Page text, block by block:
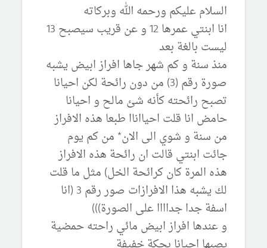
السلام عليكم ورحمه الله وبركاته
انا ابنتي عمرها 12 و عن قريب سيصبح 13
ليست بالغة بعد
منذ سنة و كم شهر جاها افراز ابيض يشبه
صورة رقم (3) من دون رائحة لكن احيانا
تصبح رائحته كأنه شئ مالح و احيانا
حامض انا قلت احيااناا طبعا هذه الافراز
من سنة و شوي الى الان* من كم يوم
جائت ابنتي قالت ان رائحة هذه الافراز
هذه المرة كان كرائحة الخل) مثل ما قلت
لك يشبه هذا الافرازات صور رقم 3 (انا
اسفة جدا جداااا على الصورة)))
و عندها افراز ابيض مائي راحته حمضية